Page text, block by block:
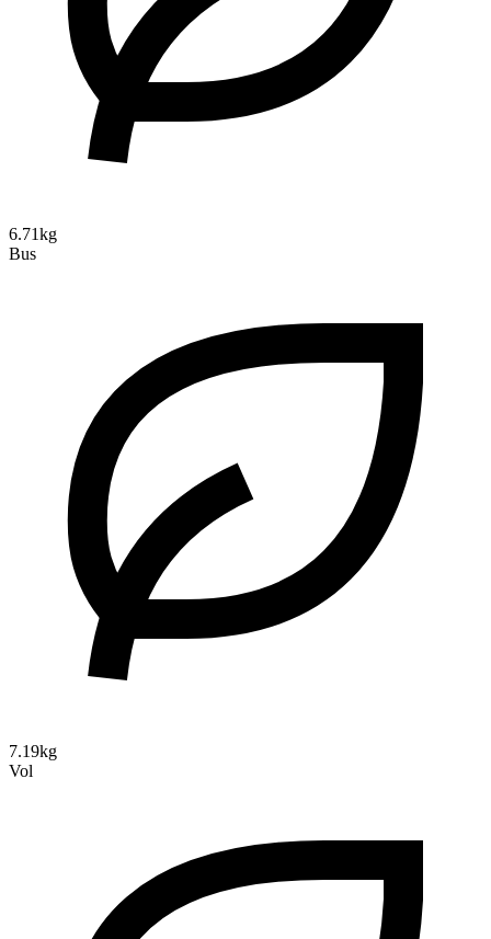
6.71kg
Bus
7.19kg
Vol